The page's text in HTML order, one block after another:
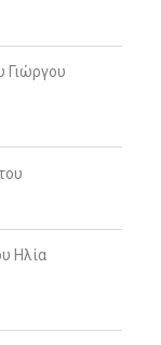
Γιώργου
Ηλία